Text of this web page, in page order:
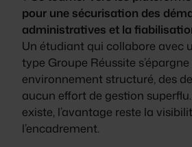
pour une sécurisation des
administratives et la
Un étudiant qui collabore avec
type Groupe Réussite
environnement structuré, des
aucun effort de gestion
existe, l’avantage reste la
l’encadrement.